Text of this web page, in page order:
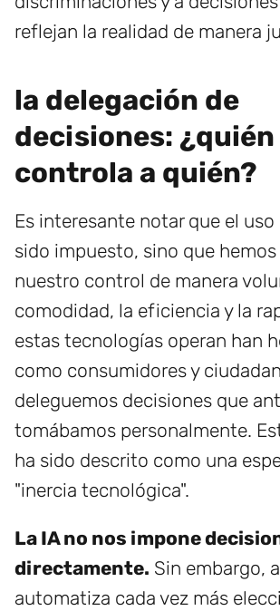
reflejan la realidad de manera
la delegación de
decisiones: ¿quién
controla a quién?
Es interesante notar que el uso
sido impuesto, sino que
nuestro control de manera
comodidad, la eficiencia y la
estas tecnologías operan han
como consumidores y
deleguemos decisiones que
tomábamos personalmente.
ha sido descrito como una
"inercia tecnológica".
La IA no nos impone
directamente. Sin embargo,
automatiza cada vez más